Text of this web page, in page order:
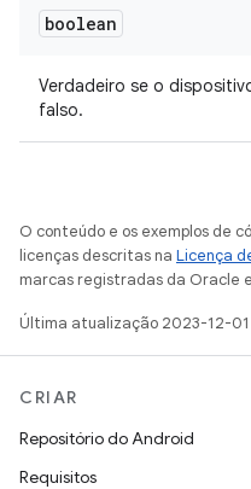
boolean
Verdadeiro se o
falso.
O conteúdo e os exemplos de
licenças descritas na Licença
marcas registradas da Oracle
Última atualização 2023-12-01
CRIAR
Repositório do Android
Requisitos